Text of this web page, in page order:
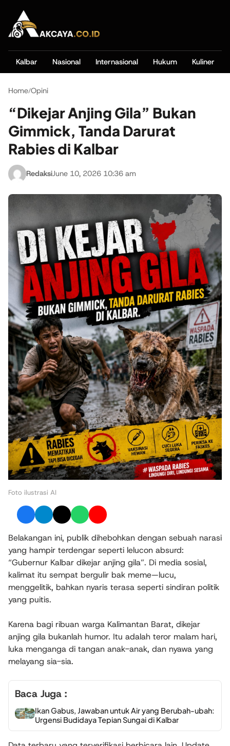
Kalbar Nasional Internasional Hukum Kuliner
Home/Opini
“Dikejar Anjing Gila” Bukan
Gimmick, Tanda Darurat
Rabies di Kalbar
RedaksiJune 10, 2026 10:36 am
Foto ilustrasi AI
Belakangan ini, publik dihebohkan dengan sebuah narasi
yang hampir terdengar seperti lelucon absurd:
“Gubernur Kalbar dikejar anjing gila”. Di media sosial,
kalimat itu sempat bergulir bak meme—lucu,
menggelitik, bahkan nyaris terasa seperti sindiran politik
yang puitis.
Karena bagi ribuan warga Kalimantan Barat, dikejar
anjing gila bukanlah humor. Itu adalah teror malam hari,
luka menganga di tangan anak-anak, dan nyawa yang
melayang sia-sia.
Baca Juga :
Ikan Gabus, Jawaban untuk Air yang Berubah-ubah:
Urgensi Budidaya Tepian Sungai di Kalbar